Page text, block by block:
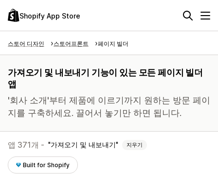
Shopify App Store
스토어 디자인 스토어프론트 페이지 빌더
가져오기 및 내보내기 기능이 있는 모든 페이지 빌더
앱
'회사 소개'부터 제품에 이르기까지 원하는 방문 페이
지를 구축하세요. 끌어서 놓기만 하면 됩니다.
앱 371개 - 가져오기 및 내보내기 지우기
Built for Shopify